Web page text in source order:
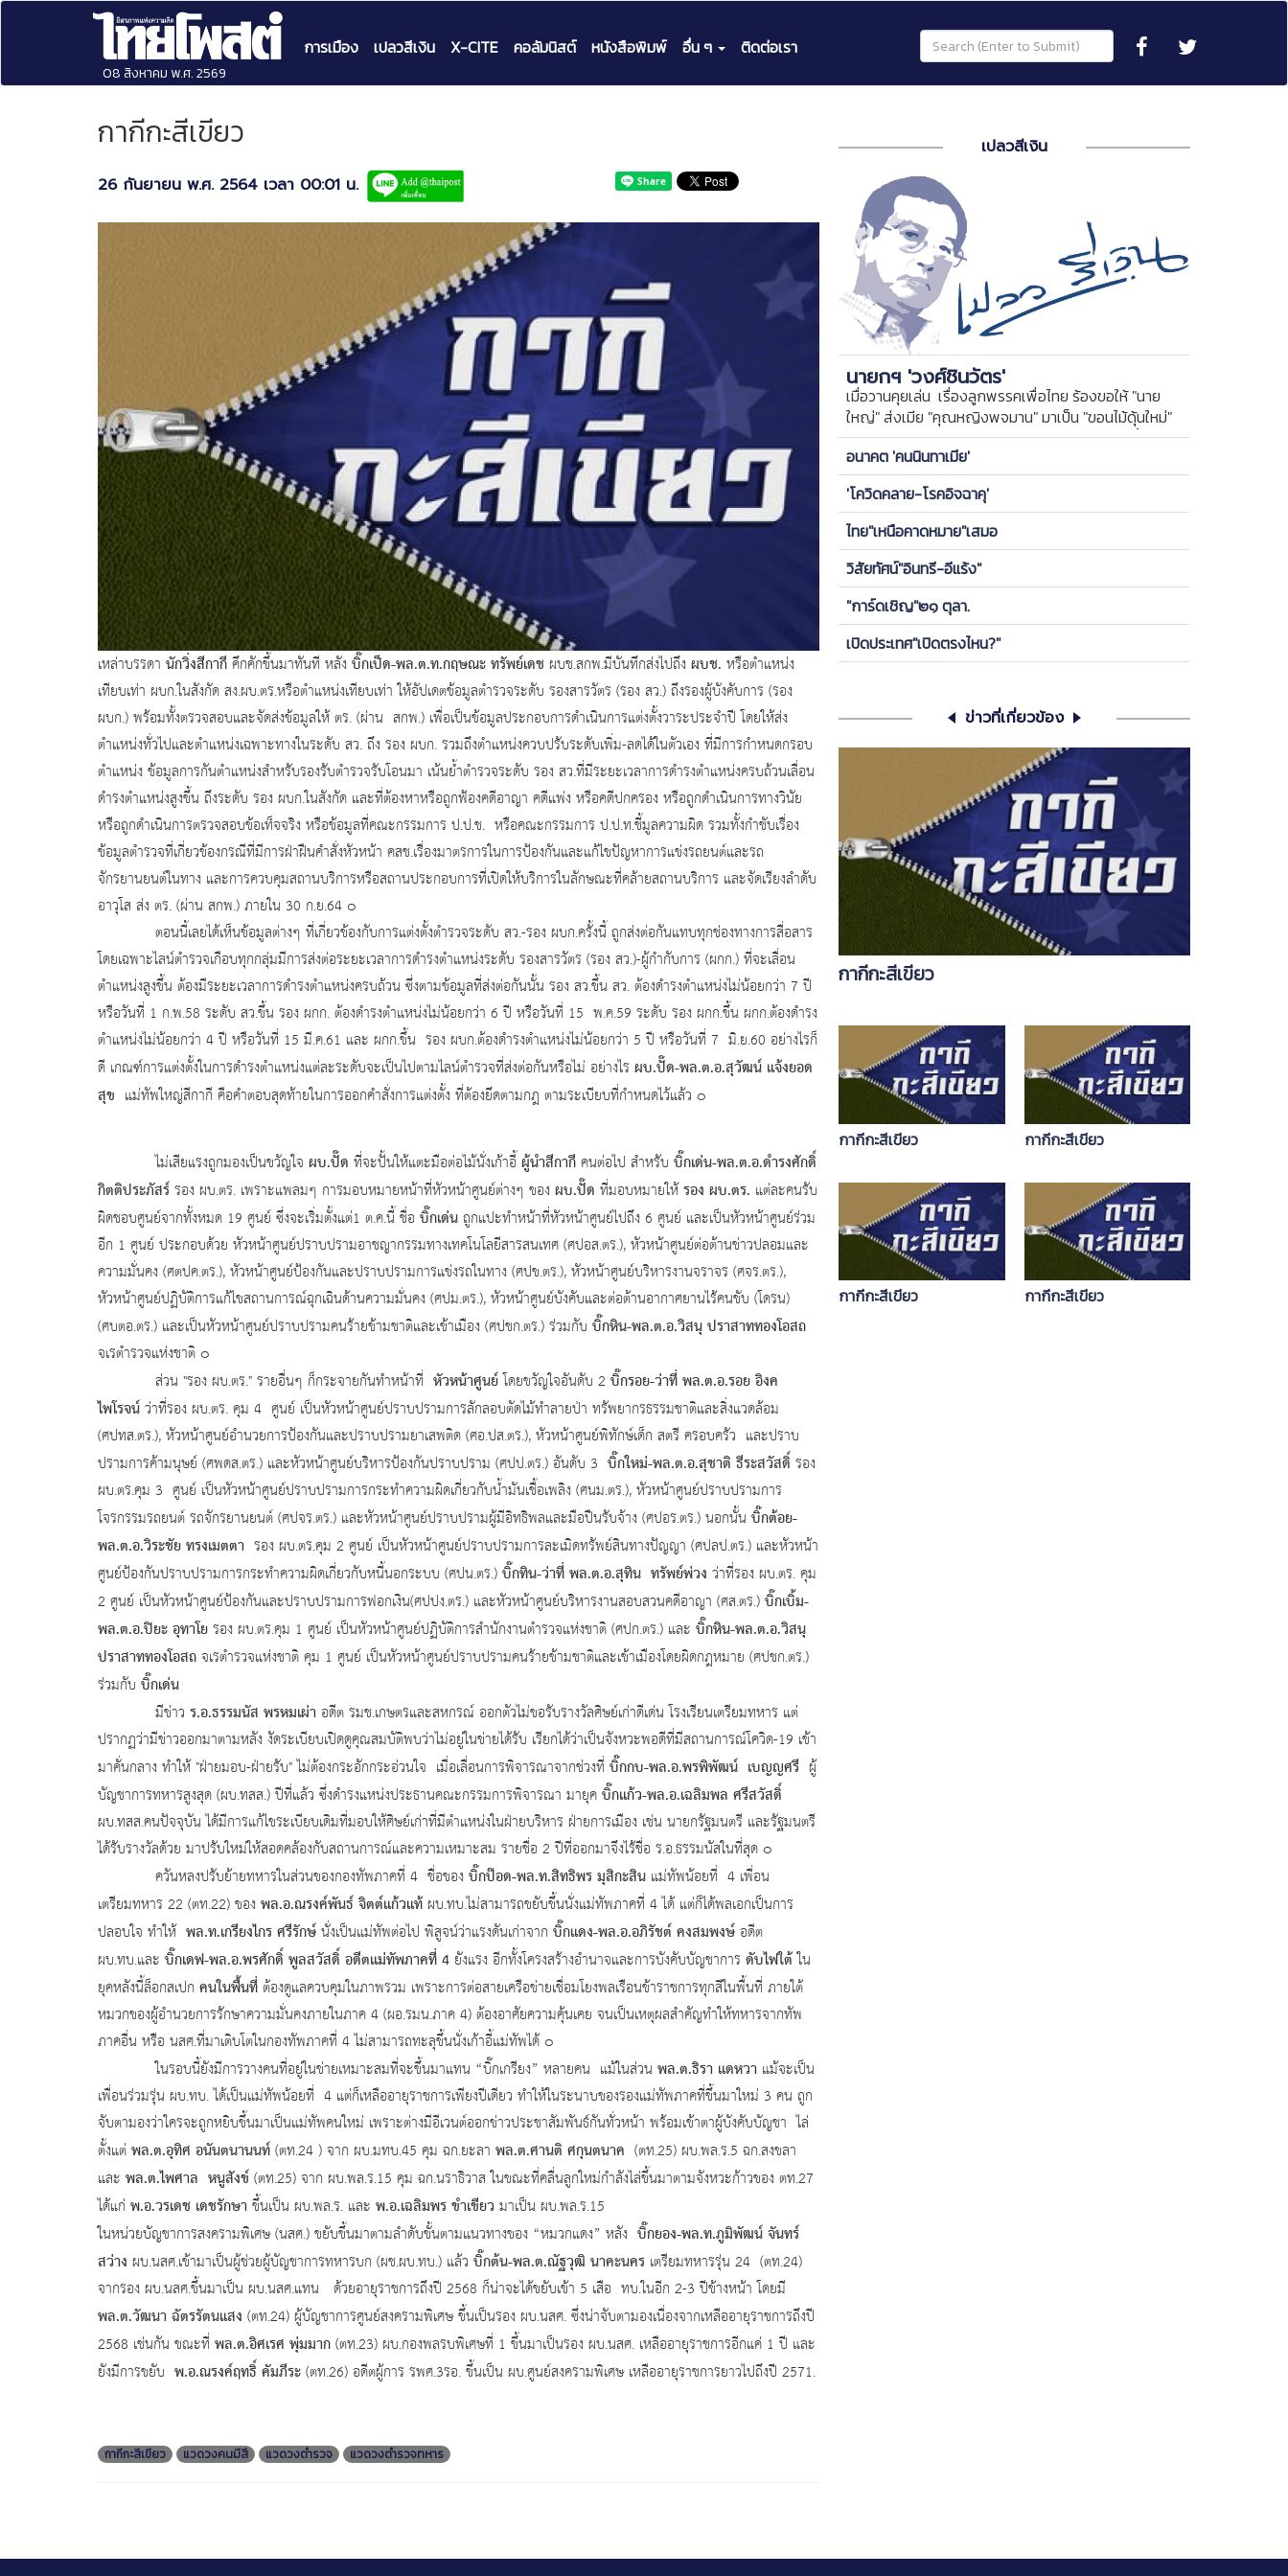
08 สิงหาคม พ.ศ. 2569
การเมือง เปลวสีเงิน X-CITE คอลัมนิสต์ หนังสือพิมพ์ อื่น ๆ ติดต่อเรา
กากีกะสีเขียว
26 กันยายน พ.ศ. 2564 เวลา 00:01 น.
เหล่าบรรดา นักวิ่งสีกากีคึกคักขึ้นมาทันที หลัง บิ๊กเป็ด-พล.ต.ท.กฤษณะ ทรัพย์เดช ผบช.สกพ.มีบันทึกส่งไปถึง ผบช. หรือตำแหน่ง
เทียบเท่า ผบก.ในสังกัด สง.ผบ.ตร.หรือตำแหน่งเทียบเท่า ให้อัปเดตข้อมูลตำรวจระดับ รองสารวัตร (รอง สว.) ถึงรองผู้บังคับการ (รอง
ผบก.) พร้อมทั้งตรวจสอบและจัดส่งข้อมูลให้ ตร. (ผ่าน สกพ.) เพื่อเป็นข้อมูลประกอบการดำเนินการแต่งตั้งวาระประจำปี โดยให้ส่ง
ตำแหน่งทั่วไปและตำแหน่งเฉพาะทางในระดับ สว. ถึง รอง ผบก. รวมถึงตำแหน่งควบปรับระดับเพิ่ม-ลดได้ในตัวเอง ที่มีการกำหนดกรอบ
ตำแหน่ง ข้อมูลการกันตำแหน่งสำหรับรองรับตำรวจรับโอนมา เน้นย้ำตำรวจระดับ รอง สว.ที่มีระยะเวลาการดำรงตำแหน่งครบถ้วนเลื่อน
ดำรงตำแหน่งสูงขึ้น ถึงระดับ รอง ผบก.ในสังกัด และที่ต้องหาหรือถูกฟ้องคดีอาญา คดีแพ่ง หรือคดีปกครอง หรือถูกดำเนินการทางวินัย
หรือถูกดำเนินการตรวจสอบข้อเท็จจริง หรือข้อมูลที่คณะกรรมการ ป.ป.ช. หรือคณะกรรมการ ป.ป.ท.ชี้มูลความผิด รวมทั้งกำชับเรื่อง
ข้อมูลตำรวจที่เกี่ยวข้องกรณีที่มีการฝ่าฝืนคำสั่งหัวหน้า คสช.เรื่องมาตรการในการป้องกันและแก้ไขปัญหาการแข่งรถยนต์และรถ
จักรยานยนต์ในทาง และการควบคุมสถานบริการหรือสถานประกอบการที่เปิดให้บริการในลักษณะที่คล้ายสถานบริการ และจัดเรียงลำดับ
อาวุโส ส่ง ตร. (ผ่าน สกพ.) ภายใน 30 ก.ย.64 ๐
ตอนนี้เลยได้เห็นข้อมูลต่างๆ ที่เกี่ยวข้องกับการแต่งตั้งตำรวจระดับ สว.-รอง ผบก.ครั้งนี้ ถูกส่งต่อกันแทบทุกช่องทางการสื่อสาร
โดยเฉพาะไลน์ตำรวจเกือบทุกกลุ่มมีการส่งต่อระยะเวลาการดำรงตำแหน่งระดับ รองสารวัตร (รอง สว.)-ผู้กำกับการ (ผกก.) ที่จะเลื่อน
ตำแหน่งสูงขึ้น ต้องมีระยะเวลาการดำรงตำแหน่งครบถ้วน ซึ่งตามข้อมูลที่ส่งต่อกันนั้น รอง สว.ขึ้น สว. ต้องดำรงตำแหน่งไม่น้อยกว่า 7 ปี
หรือวันที่ 1 ก.พ.58 ระดับ สว.ขึ้น รอง ผกก. ต้องดำรงตำแหน่งไม่น้อยกว่า 6 ปี หรือวันที่ 15 พ.ค.59 ระดับ รอง ผกก.ขึ้น ผกก.ต้องดำรง
ตำแหน่งไม่น้อยกว่า 4 ปี หรือวันที่ 15 มี.ค.61 และ ผกก.ขึ้น รอง ผบก.ต้องดำรงตำแหน่งไม่น้อยกว่า 5 ปี หรือวันที่ 7 มิ.ย.60 อย่างไรก็
ดี เกณฑ์การแต่งตั้งในการดำรงตำแหน่งแต่ละระดับจะเป็นไปตามไลน์ตำรวจที่ส่งต่อกันหรือไม่ อย่างไร ผบ.ปั๊ด-พล.ต.อ.สุวัฒน์ แจ้งยอด
สุข แม่ทัพใหญ่สีกากี คือคำตอบสุดท้ายในการออกคำสั่งการแต่งตั้ง ที่ต้องยึดตามกฎ ตามระเบียบที่กำหนดไว้แล้ว ๐
ไม่เสียแรงถูกมองเป็นขวัญใจ ผบ.ปั๊ด ที่จะปั้นให้แตะมือต่อไม้นั่งเก้าอี้ ผู้นำสีกากีคนต่อไป สำหรับ บิ๊กเด่น-พล.ต.อ.ดํารงศักดิ์
กิตติประภัสร์รอง ผบ.ตร. เพราะแพลมๆ การมอบหมายหน้าที่หัวหน้าศูนย์ต่างๆ ของ ผบ.ปั๊ด ที่มอบหมายให้รอง ผบ.ตร. แต่ละคนรับ
ผิดชอบศูนย์จากทั้งหมด 19 ศูนย์ ซึ่งจะเริ่มตั้งแต่1 ต.ค.นี้ ชื่อ บิ๊กเด่นถูกแปะทำหน้าที่หัวหน้าศูนย์ไปถึง 6 ศูนย์ และเป็นหัวหน้าศูนย์ร่วม
อีก 1 ศูนย์ ประกอบด้วย หัวหน้าศูนย์ปราบปรามอาชญากรรมทางเทคโนโลยีสารสนเทศ (ศปอส.ตร.), หัวหน้าศูนย์ต่อต้านข่าวปลอมและ
ความมั่นคง (ศตปค.ตร.), หัวหน้าศูนย์ป้องกันและปราบปรามการแข่งรถในทาง (ศปข.ตร.), หัวหน้าศูนย์บริหารงานจราจร (ศจร.ตร.),
หัวหน้าศูนย์ปฏิบัติการแก้ไขสถานการณ์ฉุกเฉินด้านความมั่นคง (ศปม.ตร.), หัวหน้าศูนย์บังคับและต่อต้านอากาศยานไร้คนขับ (โดรน)
(ศบตอ.ตร.) และเป็นหัวหน้าศูนย์ปราบปรามคนร้ายข้ามชาติและเข้าเมือง (ศปชก.ตร.) ร่วมกับ บิ๊กหิน-พล.ต.อ.วิสนุ ปราสาททองโอสถ
จเรตำรวจแห่งชาติ ๐
ส่วน "รอง ผบ.ตร." รายอื่นๆ ก็กระจายกันทำหน้าที่ หัวหน้าศูนย์โดยขวัญใจอันดับ 2 บิ๊กรอย-ว่าที่ พล.ต.อ.รอย อิงค
ไพโรจน์ว่าที่รอง ผบ.ตร. คุม 4 ศูนย์ เป็นหัวหน้าศูนย์ปราบปรามการลักลอบตัดไม้ทำลายป่า ทรัพยากรธรรมชาติและสิ่งแวดล้อม
(ศปทส.ตร.), หัวหน้าศูนย์อำนวยการป้องกันและปราบปรามยาเสพติด (ศอ.ปส.ตร.), หัวหน้าศูนย์พิทักษ์เด็ก สตรี ครอบครัว และปราบ
ปรามการค้ามนุษย์ (ศพดส.ตร.) และหัวหน้าศูนย์บริหารป้องกันปราบปราม (ศปป.ตร.) อันดับ 3 บิ๊กใหม่-พล.ต.อ.สุชาติ ธีระสวัสดิ์ รอง
ผบ.ตร.คุม 3 ศูนย์ เป็นหัวหน้าศูนย์ปราบปรามการกระทำความผิดเกี่ยวกับน้ำมันเชื้อเพลิง (ศนม.ตร.), หัวหน้าศูนย์ปราบปรามการ
โจรกรรมรถยนต์ รถจักรยานยนต์ (ศปจร.ตร.) และหัวหน้าศูนย์ปราบปรามผู้มีอิทธิพลและมือปืนรับจ้าง (ศปอร.ตร.) นอกนั้นบิ๊กต้อย-
พล.ต.อ.วิระชัย ทรงเมตตา รอง ผบ.ตร.คุม 2 ศูนย์ เป็นหัวหน้าศูนย์ปราบปรามการละเมิดทรัพย์สินทางปัญญา (ศปลป.ตร.) และหัวหน้า
ศูนย์ป้องกันปราบปรามการกระทำความผิดเกี่ยวกับหนี้นอกระบบ (ศปน.ตร.)บิ๊กทิน-ว่าที่ พล.ต.อ.สุทิน ทรัพย์พ่วง ว่าที่รอง ผบ.ตร. คุม
2 ศูนย์ เป็นหัวหน้าศูนย์ป้องกันและปราบปรามการฟอกเงิน(ศปปง.ตร.) และหัวหน้าศูนย์บริหารงานสอบสวนคดีอาญา (ศส.ตร.)บิ๊กเบิ้ม-
พล.ต.อ.ปิยะ อุทาโยรอง ผบ.ตร.คุม 1 ศูนย์ เป็นหัวหน้าศูนย์ปฏิบัติการสำนักงานตำรวจแห่งชาติ (ศปก.ตร.) และ บิ๊กหิน-พล.ต.อ.วิสนุ
ปราสาททองโอสถจเรตำรวจแห่งชาติ คุม 1 ศูนย์ เป็นหัวหน้าศูนย์ปราบปรามคนร้ายข้ามชาติและเข้าเมืองโดยผิดกฎหมาย (ศปชก.ตร.)
ร่วมกับ บิ๊กเด่น
มีข่าว ร.อ.ธรรมนัส พรหมเผ่า อดีต รมช.เกษตรและสหกรณ์ ออกตัวไม่ขอรับรางวัลศิษย์เก่าดีเด่น โรงเรียนเตรียมทหาร แต่
ปรากฏว่ามีข่าวออกมาตามหลัง งัดระเบียบเปิดดูคุณสมบัติพบว่าไม่อยู่ในข่ายได้รับ เรียกได้ว่าเป็นจังหวะพอดีที่มีสถานการณ์โควิด-19 เข้า
มาคั่นกลาง ทำให้ "ฝ่ายมอบ-ฝ่ายรับ" ไม่ต้องกระอักกระอ่วนใจ เมื่อเลื่อนการพิจารณาจากช่วงที่ บิ๊กกบ-พล.อ.พรพิพัฒน์ เบญญศรี ผู้
บัญชาการทหารสูงสุด (ผบ.ทสส.) ปีที่แล้ว ซึ่งดำรงแหน่งประธานคณะกรรมการพิจารณา มายุคบิ๊กแก้ว-พล.อ.เฉลิมพล ศรีสวัสดิ์
ผบ.ทสส.คนปัจจุบัน ได้มีการแก้ไขระเบียบเดิมที่มอบให้ศิษย์เก่าที่มีตำแหน่งในฝ่ายบริหาร ฝ่ายการเมือง เช่น นายกรัฐมนตรี และรัฐมนตรี
ได้รับรางวัลด้วย มาปรับใหม่ให้สอดคล้องกับสถานการณ์และความเหมาะสม รายชื่อ 2 ปีที่ออกมาจึงไร้ชื่อ ร.อ.ธรรมนัสในที่สุด ๐
ควันหลงปรับย้ายทหารในส่วนของกองทัพภาคที่ 4 ชื่อของ บิ๊กป๊อด-พล.ท.สิทธิพรมุสิกะสิน แม่ทัพน้อยที่ 4 เพื่อน
เตรียมทหาร 22 (ตท.22) ของ พล.อ.ณรงค์พันธ์ จิตต์แก้วแท้ผบ.ทบ.ไม่สามารถขยับขึ้นนั่งแม่ทัพภาคที่ 4 ได้ แต่ก็ได้พลเอกเป็นการ
ปลอบใจ ทำให้ พล.ท.เกรียงไกร ศรีรักษ์นั่งเป็นแม่ทัพต่อไป พิสูจน์ว่าแรงดันเก่าจาก บิ๊กแดง-พล.อ.อภิรัชต์ คงสมพงษ์อดีต
ผบ.ทบ.และ บิ๊กเดฟ-พล.อ.พรศักดิ์ พูลสวัสดิ์ อดีตแม่ทัพภาคที่4 ยังแรง อีกทั้งโครงสร้างอำนาจและการบังคับบัญชาการ ดับไฟใต้ใน
ยุคหลังนี้ล็อกสเปก คนในพื้นที่ต้องดูแลควบคุมในภาพรวม เพราะการต่อสายเครือข่ายเชื่อมโยงพลเรือนข้าราชการทุกสีในพื้นที่ ภายใต้
หมวกของผู้อำนวยการรักษาความมั่นคงภายในภาค 4 (ผอ.รมน.ภาค 4) ต้องอาศัยความคุ้นเคย จนเป็นเหตุผลสำคัญทำให้ทหารจากทัพ
ภาคอื่น หรือ นสศ.ที่มาเติบโตในกองทัพภาคที่ 4 ไม่สามารถทะลุขึ้นนั่งเก้าอี้แม่ทัพได้ ๐
ในรอบนี้ยังมีการวางคนที่อยู่ในข่ายเหมาะสมที่จะขึ้นมาแทน “บิ๊กเกรียง” หลายคน แม้ในส่วนพล.ต.ธิรา แดหวา แม้จะเป็น
เพื่อนร่วมรุ่น ผบ.ทบ. ได้เป็นแม่ทัพน้อยที่ 4 แต่ก็เหลืออายุราชการเพียงปีเดียว ทำให้ในระนาบของรองแม่ทัพภาคที่ขึ้นมาใหม่ 3 คน ถูก
จับตามองว่าใครจะถูกหยิบขึ้นมาเป็นแม่ทัพคนใหม่ เพราะต่างมีอีเวนต์ออกข่าวประชาสัมพันธ์กันทั่วหน้า พร้อมเข้าตาผู้บังคับบัญชา ไล่
ตั้งแต่พล.ต.อุทิศ อนันตนานนท์(ตท.24 ) จาก ผบ.มทบ.45 คุม ฉก.ยะลา พล.ต.ศานติ ศกุนตนาค (ตท.25) ผบ.พล.ร.5 ฉก.สงขลา
และ พล.ต.ไพศาล หนูสังข์(ตท.25) จาก ผบ.พล.ร.15 คุม ฉก.นราธิวาส ในขณะที่คลื่นลูกใหม่กำลังไล่ขึ้นมาตามจังหวะก้าวของ ตท.27
ได้แก่ พ.อ.วรเดช เดชรักษา ขึ้นเป็น ผบ.พล.ร. และ พ.อ.เฉลิมพร ขำเขียว มาเป็น ผบ.พล.ร.15
ในหน่วยบัญชาการสงครามพิเศษ (นสศ.) ขยับขึ้นมาตามลำดับขั้นตามแนวทางของ “หมวกแดง” หลัง บิ๊กยอง-พล.ท.ภูมิพัฒน์ จันทร์
สว่าง ผบ.นสศ.เข้ามาเป็นผู้ช่วยผู้บัญชาการทหารบก (ผช.ผบ.ทบ.) แล้ว บิ๊กต้น-พล.ต.ณัฐวุฒิ นาคะนคร เตรียมทหารรุ่น24 (ตท.24)
จากรอง ผบ.นสศ.ขึ้นมาเป็น ผบ.นสศ.แทน ด้วยอายุราชการถึงปี 2568 ก็น่าจะได้ขยับเข้า 5 เสือ ทบ.ในอีก 2-3 ปีข้างหน้า โดยมี
พล.ต.วัฒนา ฉัตรรัตนแสง (ตท.24) ผู้บัญชาการศูนย์สงครามพิเศษ ขึ้นเป็นรอง ผบ.นสศ. ซึ่งน่าจับตามองเนื่องจากเหลืออายุราชการถึงปี
2568 เช่นกัน ขณะที่ พล.ต.อิศเรศ พุ่มมาก(ตท.23) ผบ.กองพลรบพิเศษที่ 1 ขึ้นมาเป็นรอง ผบ.นสศ. เหลืออายุราชการอีกแค่ 1 ปี และ
ยังมีการขยับ พ.อ.ณรงค์ฤทธิ์ คัมภีระ(ตท.26) อดีตผู้การ รพศ.3รอ. ขึ้นเป็น ผบ.ศูนย์สงครามพิเศษ เหลืออายุราชการยาวไปถึงปี 2571.
กากีกะสีเขียว แวดวงคนมีสี แวดวงตำรวจ แวดวงตำรวจทหาร
เปลวสีเงิน
นายกฯ 'วงศ์ชินวัตร'
เมื่อวานคุยเล่น เรื่องลูกพรรคเพื่อไทย ร้องขอให้ "นาย
ใหญ่" ส่งเมีย "คุณหญิงพจมาน" มาเป็น "ขอนไม้ดุ้นใหม่"
ของพรรค ให้ลูกกบ-ลูกเขียดในพรรคได้เกาะ วันนี้ ขอคุย
ซีเครียดซักนิด
อนาคต 'คนนินทาเมีย'
'โควิดคลาย-โรคอิจฉาคุ'
ไทย"เหนือคาดหมาย"เสมอ
วิสัยทัศน์"อินทรี-อีแร้ง"
"การ์ดเชิญ"๒๑ ตุลา.
เปิดประเทศ"เปิดตรงไหน?"
ข่าวที่เกี่ยวข้อง
กากีกะสีเขียว
กากีกะสีเขียว กากีกะสีเขียว
กากีกะสีเขียว กากีกะสีเขียว